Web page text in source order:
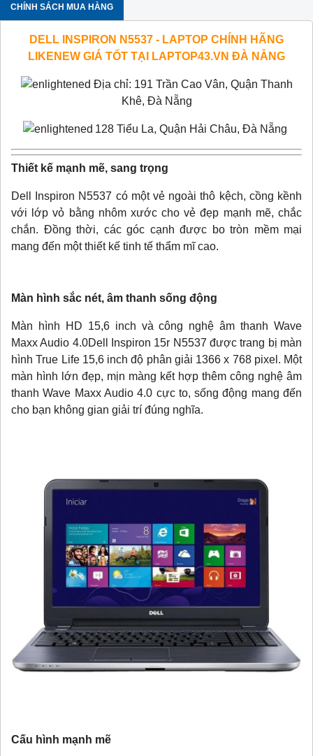
CHÍNH SÁCH MUA HÀNG
DELL INSPIRON N5537 - LAPTOP CHÍNH HÃNG
LIKENEW GIÁ TỐT TẠI LAPTOP43.VN ĐÀ NẴNG
Địa chỉ: 191 Trần Cao Vân, Quận Thanh
Khê, Đà Nẵng
128 Tiểu La, Quận Hải Châu, Đà Nẵng
Thiết kế mạnh mẽ, sang trọng
Dell Inspiron N5537 có một vẻ ngoài thô kệch, cồng kềnh
với lớp vỏ bằng nhôm xước cho vẻ đẹp mạnh mẽ, chắc
chắn. Đồng thời, các góc cạnh được bo tròn mềm mại
mang đến một thiết kế tinh tế thẩm mĩ cao.
Màn hình sắc nét, âm thanh sống động
Màn hình HD 15,6 inch và công nghệ âm thanh Wave
Maxx Audio 4.0Dell Inspiron 15r N5537 được trang bị màn
hình True Life 15,6 inch độ phân giải 1366 x 768 pixel. Một
màn hình lớn đẹp, mịn màng kết hợp thêm công nghệ âm
thanh Wave Maxx Audio 4.0 cực to, sống động mang đến
cho bạn không gian giải trí đúng nghĩa.
Cấu hình mạnh mẽ